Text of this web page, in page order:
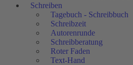
Schreiben
Tagebuch - Schreibbuch
Schreibzeit
Autorenrunde
Schreibberatung
Roter Faden
Text-Hand